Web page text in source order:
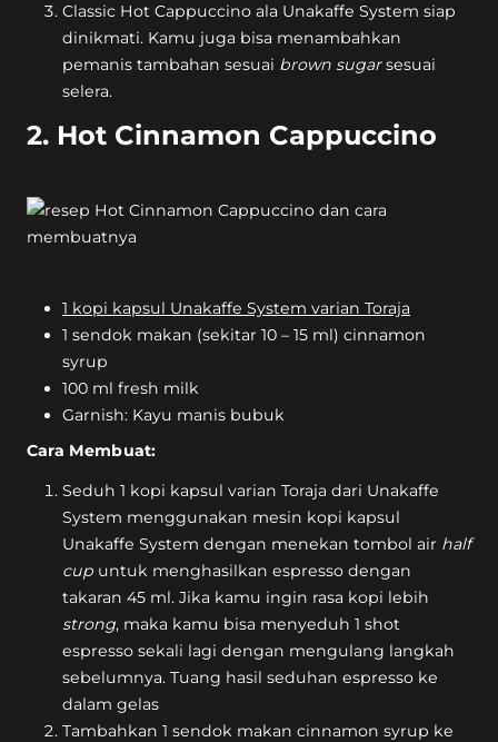
Classic Hot Cappuccino ala Unakaffe System siap
dinikmati. Kamu juga bisa menambahkan
pemanis tambahan sesuai brown sugarsesuai
selera.
2. Hot Cinnamon Cappuccino
1 kopi kapsul Unakaffe System varian Toraja
1 sendok makan (sekitar 10 – 15 ml) cinnamon
syrup
100 ml fresh milk
Garnish: Kayu manis bubuk
Cara Membuat:
Seduh 1 kopi kapsul varian Toraja dari Unakaffe
System menggunakan mesin kopi kapsul
Unakaffe System dengan menekan tombol air half
cup untuk menghasilkan espresso dengan
takaran 45 ml. Jika kamu ingin rasa kopi lebih
strong, maka kamu bisa menyeduh 1 shot
espresso sekali lagi dengan mengulang langkah
sebelumnya. Tuang hasil seduhan espresso ke
dalam gelas
Tambahkan 1 sendok makan cinnamon syrup ke